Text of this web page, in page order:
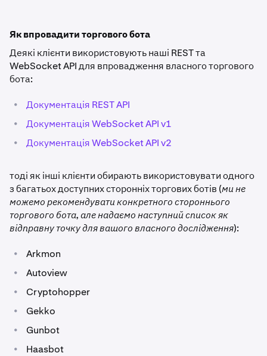
Як впровадити торгового бота
Деякі клієнти використовують наші REST та
WebSocket API для впровадження власного торгового
бота:
• Документація REST API
• Документація WebSocket API v1
• Документація WebSocket API v2
тоді як інші клієнти обирають використовувати одного
з багатьох доступних сторонніх торгових ботів (ми не
можемо рекомендувати конкретного стороннього
торгового бота, але надаємо наступний список як
відправну точку для вашого власного дослідження):
• Arkmon
• Autoview
• Cryptohopper
• Gekko
• Gunbot
• Haasbot